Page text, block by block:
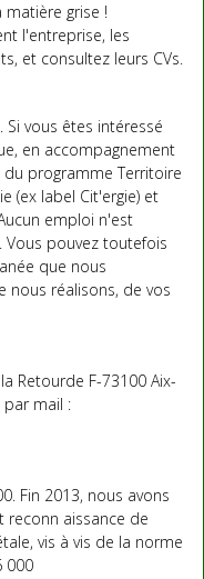
matière grise !
l'entreprise, les
et consultez leurs CVs.
Si vous êtes intéressé
en accompagnement
programme Territoire
(ex label Cit'ergie) et
emploi n'est
Vous pouvez toutefois
que nous
nous réalisons, de vos
Retourde F-73100 Aix-
par mail :
Fin 2013, nous avons
reconn aissance de
vis à vis de la norme
000